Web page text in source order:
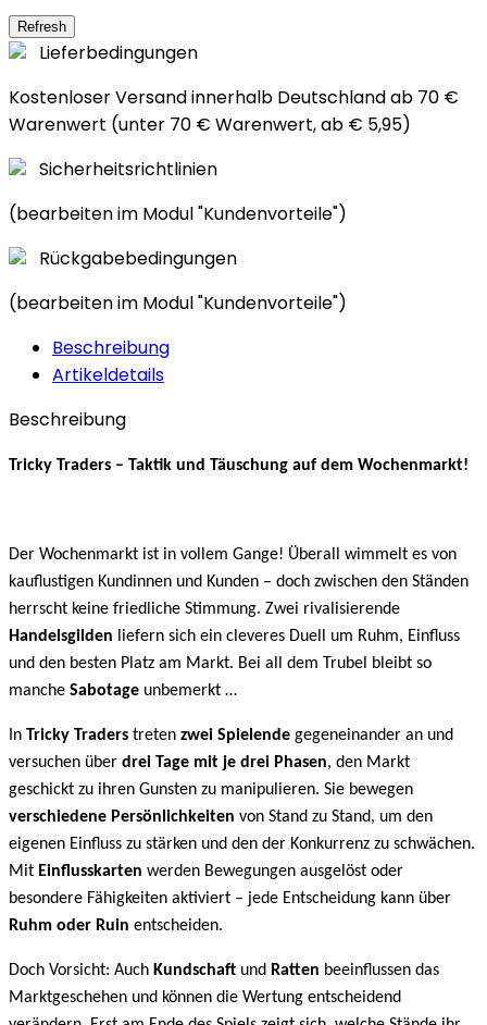
Lieferbedingungen
Kostenloser Versand innerhalb Deutschland ab 70 €
Warenwert (unter 70 € Warenwert, ab € 5,95)
Sicherheitsrichtlinien
(bearbeiten im Modul "Kundenvorteile")
Rückgabebedingungen
(bearbeiten im Modul "Kundenvorteile")
Beschreibung
Artikeldetails
Beschreibung
Tricky Traders – Taktik und Täuschung auf dem Wochenmarkt!
Der Wochenmarkt ist in vollem Gange! Überall wimmelt es von
kauflustigen Kundinnen und Kunden – doch zwischen den Ständen
herrscht keine friedliche Stimmung. Zwei rivalisierende
Handelsgilden liefern sich ein cleveres Duell um Ruhm, Einfluss
und den besten Platz am Markt. Bei all dem Trubel bleibt so
manche Sabotage unbemerkt …
In Tricky Traders treten zwei Spielende gegeneinander an und
versuchen über drei Tage mit je drei Phasen, den Markt
geschickt zu ihren Gunsten zu manipulieren. Sie bewegen
verschiedene Persönlichkeiten von Stand zu Stand, um den
eigenen Einfluss zu stärken und den der Konkurrenz zu schwächen.
Mit Einflusskarten werden Bewegungen ausgelöst oder
besondere Fähigkeiten aktiviert – jede Entscheidung kann über
Ruhm oder Ruin entscheiden.
Doch Vorsicht: Auch Kundschaft und Ratten beeinflussen das
Marktgeschehen und können die Wertung entscheidend